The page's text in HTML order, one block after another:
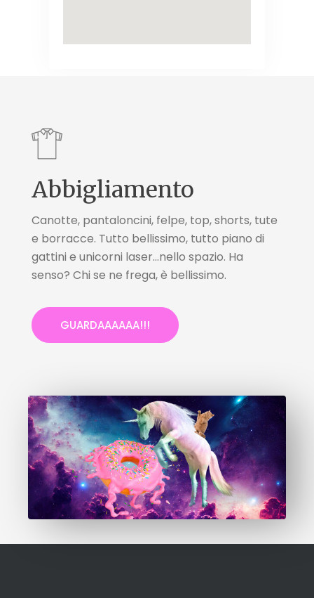
Abbigliamento
Canotte, pantaloncini, felpe, top, shorts, tute
e borracce. Tutto bellissimo, tutto piano di
gattini e unicorni laser...nello spazio. Ha
senso? Chi se ne frega, è bellissimo.
GUARDAAAAAA!!!